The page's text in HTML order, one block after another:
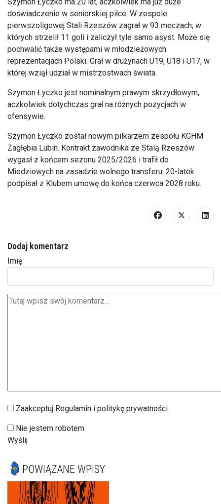
doświadczenie w seniorskiej piłce. W zespole
pierwszoligowej Stali Rzeszów zagrał w 93 meczach, w
których strzelił 11 goli i zaliczył tyle samo asyst. Może się
pochwalić także występami w młodzieżowych
reprezentacjach Polski. Grał w drużynach U19, U18 i U17, w
której wziął udział w mistrzostwach świata.
Szymon Łyczko jest nominalnym prawym skrzydłowym,
aczkolwiek dotychczas grał na różnych pozycjach w
ofensywie.
Szymon Łyczko został nowym piłkarzem zespołu KGHM
Zagłębia Lubin. Kontrakt zawodnika ze Stalą Rzeszów
wygasł z końcem sezonu 2025/2026 i trafił do
Miedziowych na zasadzie wolnego transferu. 20-latek
podpisał z Klubem umowę do końca czerwca 2028 roku.
Dodaj komentarz
Imię
Zaakceptuj Regulamin i politykę prywatności
Nie jestem robotem
Wyślij
POWIĄZANE WPISY